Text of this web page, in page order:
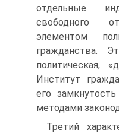
отдельные
свободного
элемен­том
гражданства.
политиче­ская,
Институт
его
методами
Третий